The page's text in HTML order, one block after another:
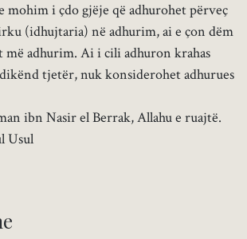
mohim i çdo gjëje që adhurohet përveç
(idhujtaria) në adhurim, ai e çon dëm
më adhurim. Ai i cili adhuron krahas
tjetër, nuk konsiderohet adhurues
ibn Nasir el Berrak, Allahu e ruajtë.
Usul